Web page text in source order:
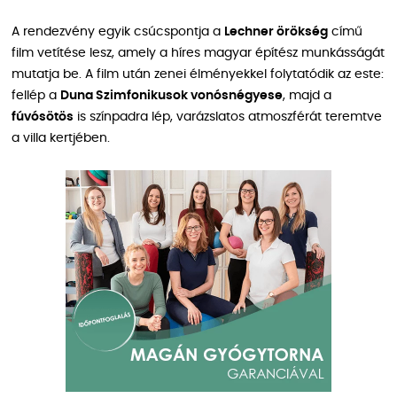
A rendezvény egyik csúcspontja a Lechner örökség című
film vetítése lesz, amely a híres magyar építész munkásságát
mutatja be. A film után zenei élményekkel folytatódik az este:
fellép a Duna Szimfonikusok vonósnégyese, majd a
fúvósötös is színpadra lép, varázslatos atmoszférát teremtve
a villa kertjében.